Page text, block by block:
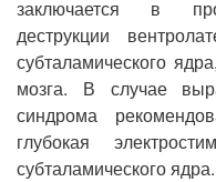
заключается в
деструкции
субталамического
мозга. В случае
синдрома
глубокая
субталамического ядра.